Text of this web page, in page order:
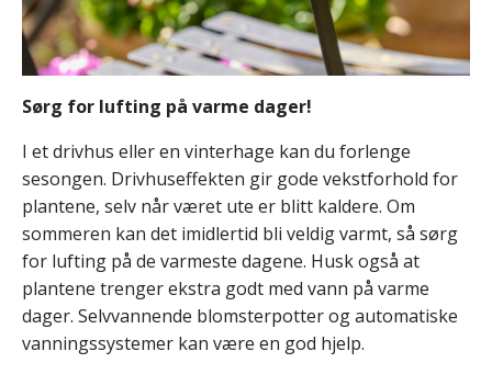
Sørg for lufting på varme dager!
I et drivhus eller en vinterhage kan du forlenge
sesongen. Drivhuseffekten gir gode vekstforhold for
plantene, selv når været ute er blitt kaldere. Om
sommeren kan det imidlertid bli veldig varmt, så sørg
for lufting på de varmeste dagene. Husk også at
plantene trenger ekstra godt med vann på varme
dager. Selvvannende blomsterpotter og automatiske
vanningssystemer kan være en god hjelp.